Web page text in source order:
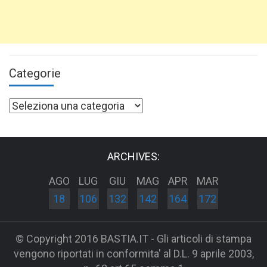
Categorie
Categorie
ARCHIVES:
AGO
18
LUG
106
GIU
132
MAG
142
APR
164
MAR
172
© Copyright 2016 BASTIA.IT - Gli articoli di stampa
vengono riportati in conformita' al D.L. 9 aprile 2003,